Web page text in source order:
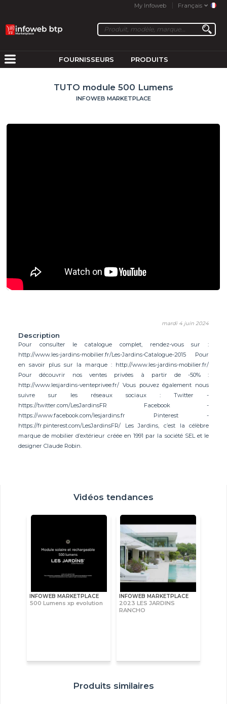
My Infoweb Français
FOURNISSEURS PRODUITS
TUTO module 500 Lumens
INFOWEB MARKETPLACE
mardi 4 juin 2024
Description
Pour consulter le catalogue complet, rendez-vous sur :
http://www.les-jardins-mobilier.fr/Les-Jardins-Catalogue-2015 Pour
en savoir plus sur la marque : http://www.les-jardins-mobilier.fr/
Pour découvrir nos ventes privées à partir de -50% :
http://www.lesjardins-venteprivee.fr/ Vous pouvez également nous
suivre sur les réseaux sociaux : Twitter -
https://twitter.com/LesJardinsFR Facebook -
https://www.facebook.com/lesjardins.fr Pinterest -
https://fr.pinterest.com/LesJardinsFR/ Les Jardins, c’est la célèbre
marque de mobilier d’extérieur créée en 1991 par la société SEL et le
designer Claude Robin.
Vidéos tendances
INFOWEB MARKETPLACE
500 Lumens xp evolution
INFOWEB MARKETPLACE
2023 LES JARDINS
RANCHO
Produits similaires